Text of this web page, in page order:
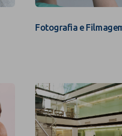
Fotografia e